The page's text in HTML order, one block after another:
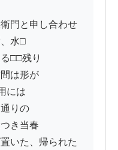
門と申し合わせ
水□
□□残り
は形が
には
りの
き当春
いた、帰られた